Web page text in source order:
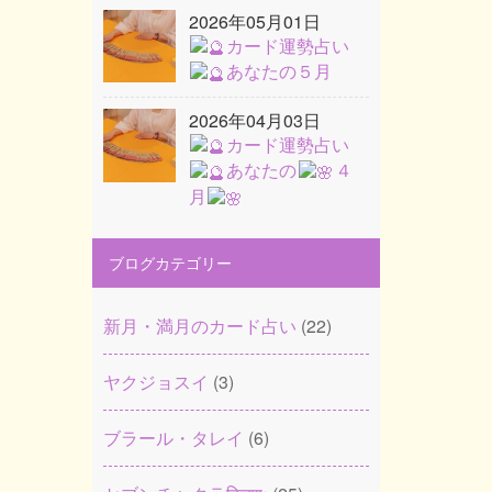
2026年05月01日
カード運勢占い
あなたの５月
2026年04月03日
カード運勢占い
あなたの
４
月
ブログカテゴリー
新月・満月のカード占い (22)
ヤクジョスイ (3)
ブラール・タレイ (6)